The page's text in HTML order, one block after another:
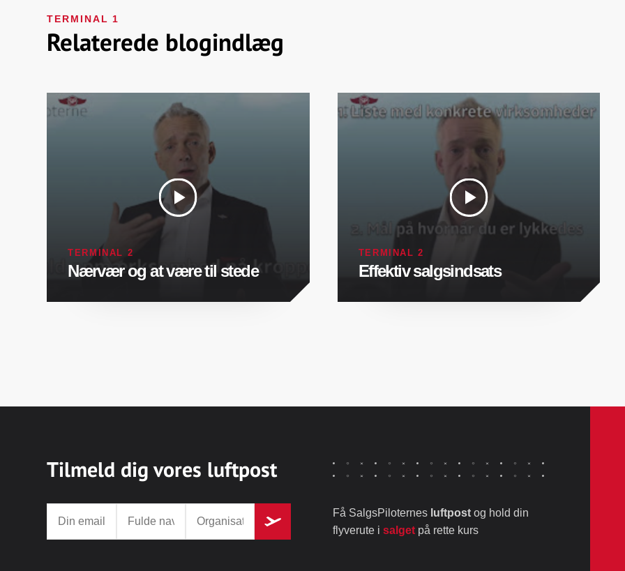
TERMINAL 1
Relaterede blogindlæg
TERMINAL 2
Nærvær og at være til stede
TERMINAL 2
Effektiv salgsindsats
Tilmeld dig vores luftpost
Få SalgsPiloternes luftpost og hold din
flyverute isalget på rette kurs